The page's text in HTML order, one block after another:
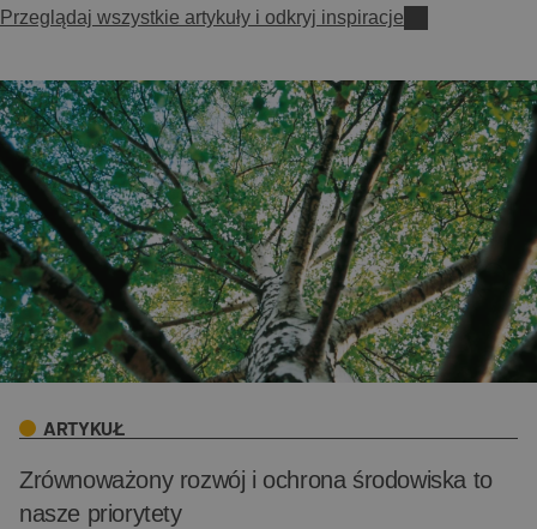
Przeglądaj wszystkie artykuły i odkryj inspiracje
ARTYKUŁ
Zrównoważony rozwój i ochrona środowiska to
nasze priorytety